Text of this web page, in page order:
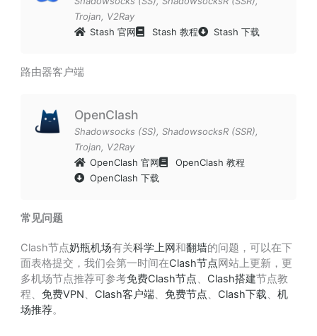
Trojan, V2Ray
Stash 官网
Stash 教程 Stash 下载
路由器客户端
OpenClash
Shadowsocks (SS), ShadowsocksR (SSR),
Trojan, V2Ray
OpenClash 官网
OpenClash 教程
OpenClash 下载
常见问题
Clash节点奶瓶机场有关科学上网和翻墙的问题，可以在下
面表格提交，我们会第一时间在Clash节点网站上更新，更
多机场节点推荐可参考免费Clash节点、 Clash搭建节点教
程、免费VPN、 Clash客户端、免费节点、 Clash下载、机
场推荐。